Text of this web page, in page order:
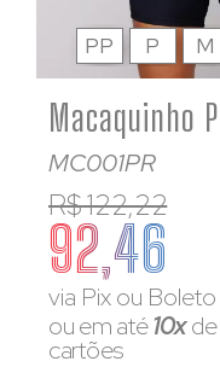
MC001PR
R$ 122,22
92,46
via Pix ou Boleto
ou em até10xde
cartões
PP P M